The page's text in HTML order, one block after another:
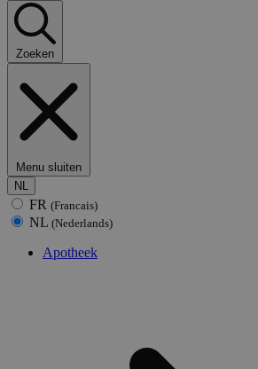
Zoeken
Menu sluiten
NL
FR (Francais)
NL (Nederlands)
Apotheek